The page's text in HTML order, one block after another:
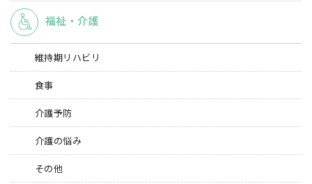
福祉・介護
維持期リハビリ
食事
介護予防
介護の悩み
その他